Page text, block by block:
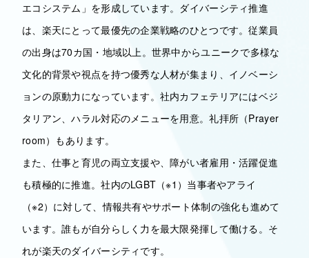
エコシステム」を形成しています。ダイバーシティ推進
は、楽天にとって最優先の企業戦略のひとつです。従業員
の出身は70カ国・地域以上。世界中からユニークで多様な
文化的背景や視点を持つ優秀な人材が集まり、イノベーシ
ョンの原動力になっています。社内カフェテリアにはベジ
タリアン、ハラル対応のメニューを用意。礼拝所（Prayer
room）もあります。
また、仕事と育児の両立支援や、障がい者雇用・活躍促進
も積極的に推進。社内のLGBT（※1）当事者やアライ
（※2）に対して、情報共有やサポート体制の強化も進めて
います。誰もが自分らしく力を最大限発揮して働ける。そ
れが楽天のダイバーシティです。